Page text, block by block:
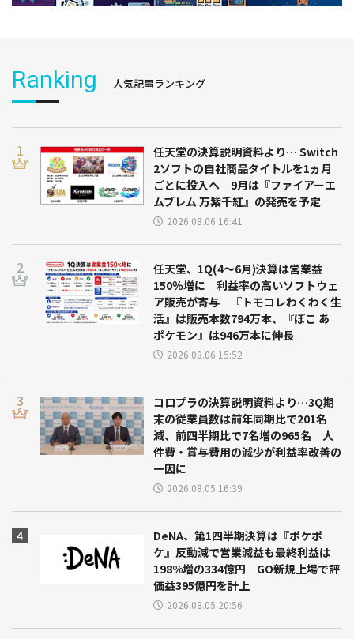
Ranking 人気記事ランキング
任天堂の決算説明資料より… Switch
2ソフトの自社商品タイトルを1ヵ月
ごとに投入へ 9月は『ファイアーエ
ムブレム 万紫千紅』の発売を予定
2026.08.06 16:41
任天堂、1Q(4～6月)決算は営業益
150％増に 利益率の高いソフトウェ
ア販売が寄与 『トモコレわくわく生
活』は販売本数794万本、『ぽこ あ
ポケモン』は946万本に伸長
2026.08.06 15:52
コロプラの決算説明資料より…3Q期
末の従業員数は前年同期比で201名
減、前四半期比で7名増の965名 人
件費・賞与費用の減少が利益率改善の
一因に
2026.08.05 16:39
DeNA、第1四半期決算は『ポケポ
ケ』反動減で営業減益も最終利益は
198%増の334億円 GO新規上場で評
価益395億円を計上
2026.08.05 20:56